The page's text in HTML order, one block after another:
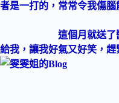
者是一打的，常常令我傷腦
這個月就送了醬油
給我，讓我好氣又好笑，